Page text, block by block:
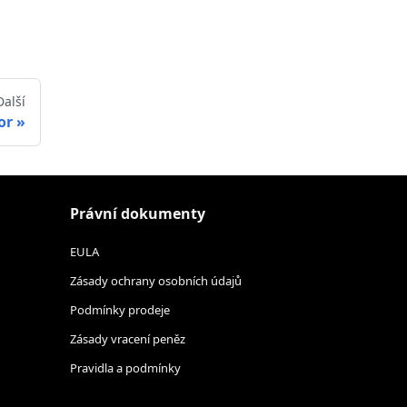
Právní dokumenty
EULA
Zásady ochrany osobních údajů
Podmínky prodeje
Zásady vracení peněz
Pravidla a podmínky